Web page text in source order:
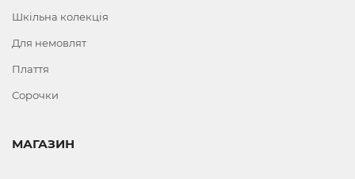
Шкільна колекція
Для немовлят
Плаття
Сорочки
МАГАЗИН